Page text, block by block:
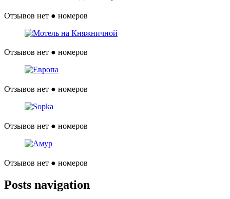
Отзывов нет ● номеров
Отзывов нет ● номеров
Отзывов нет ● номеров
Отзывов нет ● номеров
Отзывов нет ● номеров
Posts navigation